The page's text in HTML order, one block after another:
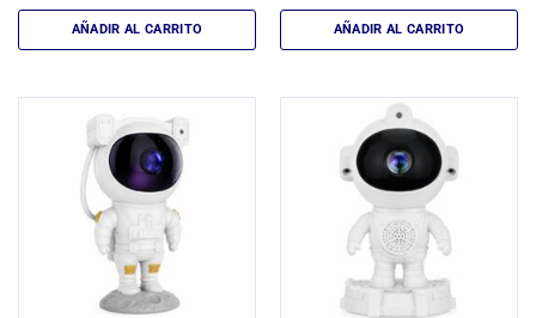
AÑADIR AL CARRITO AÑADIR AL CARRITO